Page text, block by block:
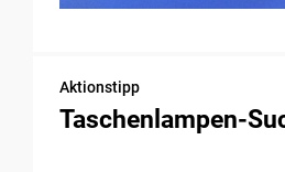
Aktionstipp
Taschenlampen-